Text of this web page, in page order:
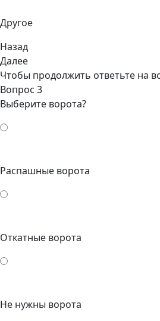
Другое
Назад
Далее
Чтобы продолжить ответьте на
Вопрос 3
Выберите ворота?
Распашные ворота
Откатные ворота
Не нужны ворота